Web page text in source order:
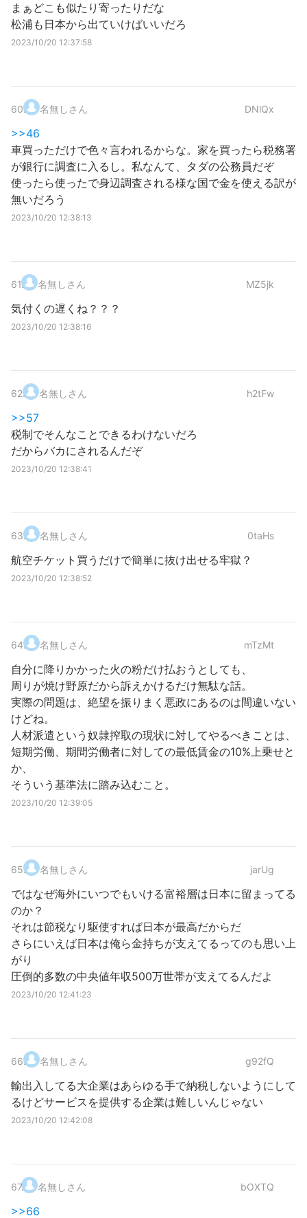
まぁどこも似たり寄ったりだな
松浦も日本から出ていけばいいだろ
2023/10/20 12:37:58
60. 名無しさん DNlQx
>>46
車買っただけで色々言われるからな。家を買ったら税務署
が銀行に調査に入るし。私なんて、タダの公務員だぞ
使ったら使ったで身辺調査される様な国で金を使える訳が
無いだろう
2023/10/20 12:38:13
61. 名無しさん MZ5jk
気付くの遅くね？？？
2023/10/20 12:38:16
62. 名無しさん h2tFw
>>57
税制でそんなことできるわけないだろ
だからバカにされるんだぞ
2023/10/20 12:38:41
63. 名無しさん 0taHs
航空チケット買うだけで簡単に抜け出せる牢獄？
2023/10/20 12:38:52
64. 名無しさん mTzMt
自分に降りかかった火の粉だけ払おうとしても、
周りが焼け野原だから訴えかけるだけ無駄な話。
実際の問題は、絶望を振りまく悪政にあるのは間違いない
けどね。
人材派遣という奴隷搾取の現状に対してやるべきことは、
短期労働、期間労働者に対しての最低賃金の10%上乗せと
か、
そういう基準法に踏み込むこと。
2023/10/20 12:39:05
65. 名無しさん jarUg
ではなぜ海外にいつでもいける富裕層は日本に留まってる
のか？
それは節税なり駆使すれば日本が最高だからだ
さらにいえば日本は俺ら金持ちが支えてるってのも思い上
がり
圧倒的多数の中央値年収500万世帯が支えてるんだよ
2023/10/20 12:41:23
66. 名無しさん g92fQ
輸出入してる大企業はあらゆる手で納税しないようにして
るけどサービスを提供する企業は難しいんじゃない
2023/10/20 12:42:08
67. 名無しさん bOXTQ
>>66